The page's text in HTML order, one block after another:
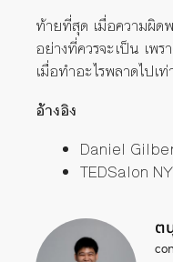
ท้ายที่สุด เมื่อความผิด
อย่างที่ควรจะเป็น เพร
เมื่อทำอะไรพลาดไปเ
อ้างอิง
Daniel
TEDSalon
ต